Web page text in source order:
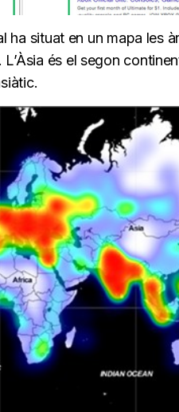
ha situat en un mapa les
és el segon